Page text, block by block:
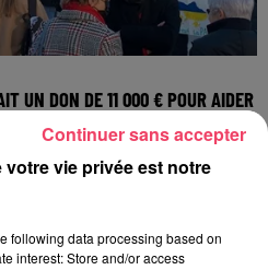
UN DON DE 11 000 € POUR AIDER
votre vie privée est notre
following data processing based on
interest: Store and/or access
Continuer sans accepter